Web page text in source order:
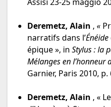
Deremetz, Alain , «
narratifs dans l’Énéide
épique », in Stylus : la
Mélanges en l’honneur
Garnier, Paris 2010, p.
Deremetz, Alain , «